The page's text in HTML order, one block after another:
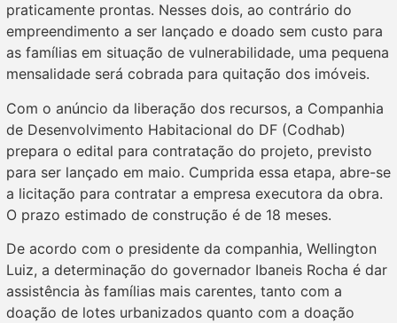
praticamente prontas. Nesses dois, ao contrário do
empreendimento a ser lançado e doado sem custo para
as famílias em situação de vulnerabilidade, uma pequena
mensalidade será cobrada para quitação dos imóveis.
Com o anúncio da liberação dos recursos, a Companhia
de Desenvolvimento Habitacional do DF (Codhab)
prepara o edital para contratação do projeto, previsto
para ser lançado em maio. Cumprida essa etapa, abre-se
a licitação para contratar a empresa executora da obra.
O prazo estimado de construção é de 18 meses.
De acordo com o presidente da companhia, Wellington
Luiz, a determinação do governador Ibaneis Rocha é dar
assistência às famílias mais carentes, tanto com a
doação de lotes urbanizados quanto com a doação